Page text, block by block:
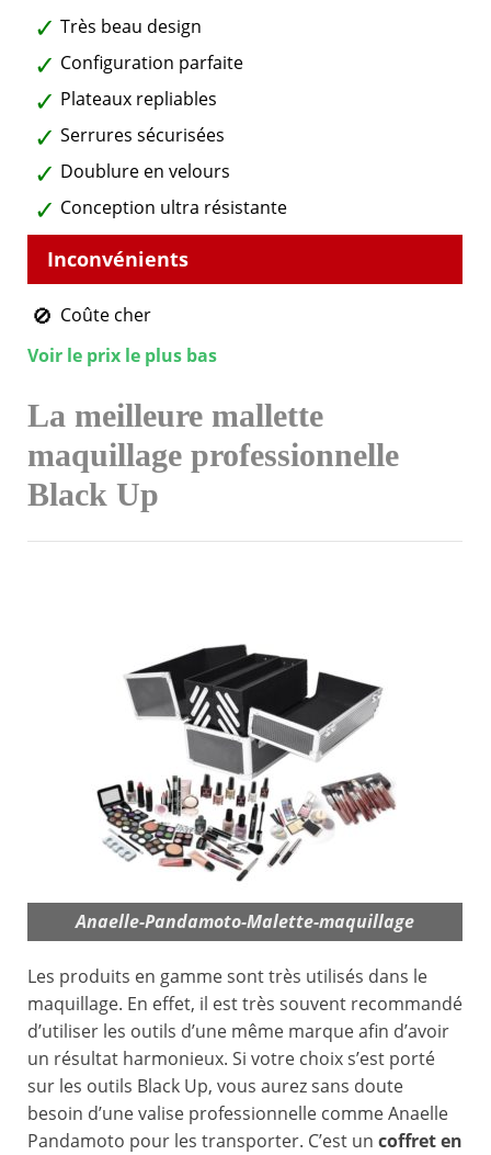
Très beau design
Configuration parfaite
Plateaux repliables
Serrures sécurisées
Doublure en velours
Conception ultra résistante
Coûte cher
Voir le prix le plus bas
La meilleure mallette
maquillage professionnelle
Black Up
Anaelle-Pandamoto-Malette-maquillage
Les produits en gamme sont très utilisés dans le
maquillage. En effet, il est très souvent recommandé
d’utiliser les outils d’une même marque afin d’avoir
un résultat harmonieux. Si votre choix s’est porté
sur les outils Black Up, vous aurez sans doute
besoin d’une valise professionnelle comme Anaelle
Pandamoto pour les transporter. C’est un coffret en